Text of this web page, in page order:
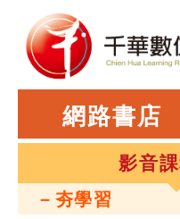
網路書店
影音
－夯學習